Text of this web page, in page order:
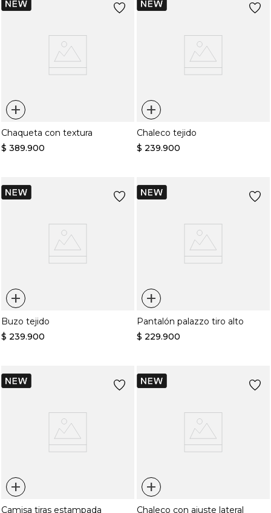
+
Chaqueta con textura
$ 389.900
+
Chaleco tejido
$ 239.900
+
Buzo tejido
$ 239.900
+
Pantalón palazzo tiro alto
$ 229.900
+
Camisa tiras estampada
+
Chaleco con ajuste lateral